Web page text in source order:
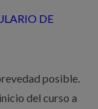
DE
posible.
del curso a